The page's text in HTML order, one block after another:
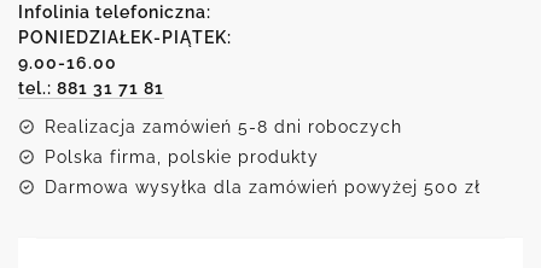
z
alfabetem
i
dinozaurem
Infolinia telefoniczna:
PONIEDZIAŁEK-PIĄTEK:
9.00-16.00
tel.: 881 31 71 81
Realizacja zamówień 5-8 dni roboczych
Polska firma, polskie produkty
Darmowa wysyłka dla zamówień powyżej 500 zł